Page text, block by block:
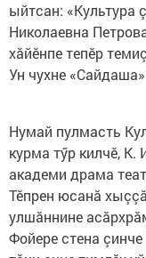
ыйтсан: «Культура
Николаевна
хăйӗнпе тепӗр
Ун чухне
Нумай пулмасть
курма тӳр килчӗ,
академи драма
Тӗпрен юсанă
улшăннине
Фойере стена